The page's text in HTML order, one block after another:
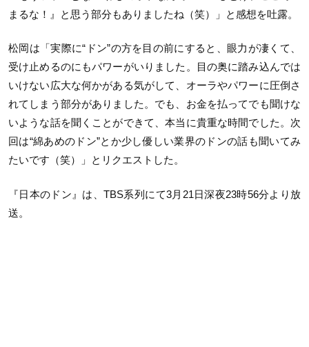
まるな！』と思う部分もありましたね（笑）」と感想を吐露。
松岡は「実際に“ドン”の方を目の前にすると、眼力が凄くて、
受け止めるのにもパワーがいりました。目の奥に踏み込んでは
いけない広大な何かがある気がして、オーラやパワーに圧倒さ
れてしまう部分がありました。でも、お金を払ってでも聞けな
いような話を聞くことができて、本当に貴重な時間でした。次
回は“綿あめのドン”とか少し優しい業界のドンの話も聞いてみ
たいです（笑）」とリクエストした。
『日本のドン』は、TBS系列にて3月21日深夜23時56分より放
送。